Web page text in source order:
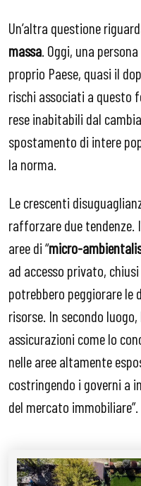
Un’altra questione
massa . Oggi, una
proprio Paese, quasi il
rischi associati a questo
rese inabitabili dal
spostamento di intere
la norma.
Le crescenti
rafforzare due
aree di“micro-
ad accesso privato,
potrebbero peggiorare le
risorse. In secondo
assicurazioni come lo
nelle aree altamente
costringendo i governi a
del mercato immobiliare”.